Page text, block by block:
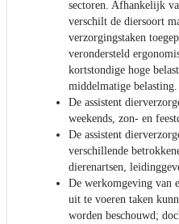
sectoren. Afhankelijk
verschilt de diersoort
verzorgingstaken
verondersteld
kortstondige hoge
middelmatige belasting.
De assistent
weekends, zon- en
De assistent
verschillende
dierenartsen,
De werkomgeving van
uit te voeren taken
worden beschouwd;